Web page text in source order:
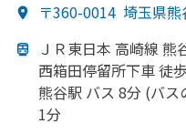
〒360-0014 埼玉県
ＪＲ東日本 高崎線 熊
西箱田停留所下車 徒歩
熊谷駅 バス 8分 (バス
1分